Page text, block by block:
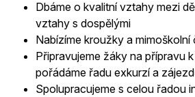
Dbáme o kvalitní vztahy mezi
vztahy s dospělými
Nabízíme kroužky a mimoškolní
Připravujeme žáky na přípravu
pořádáme řadu exkurzí a
Spolupracujeme s celou řadou